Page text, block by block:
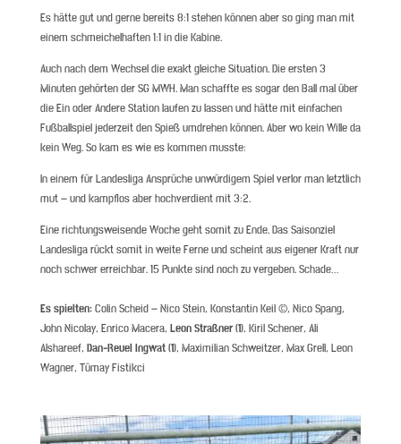
Es hätte gut und gerne bereits 8:1 stehen können aber so ging man mit
einem schmeichelhaften 1:1 in die Kabine.
Auch nach dem Wechsel die exakt gleiche Situation. Die ersten 3
Minuten gehörten der SG MWH. Man schaffte es sogar den Ball mal über
die Ein oder Andere Station laufen zu lassen und hätte mit einfachen
Fußballspiel jederzeit den Spieß umdrehen können. Aber wo kein Wille da
kein Weg. So kam es wie es kommen musste:
In einem für Landesliga Ansprüche unwürdigem Spiel verlor man letztlich
mut – und kampflos aber hochverdient mit 3:2.
Eine richtungsweisende Woche geht somit zu Ende. Das Saisonziel
Landesliga rückt somit in weite Ferne und scheint aus eigener Kraft nur
noch schwer erreichbar. 15 Punkte sind noch zu vergeben. Schade…
Es spielten:Colin Scheid – Nico Stein, Konstantin Keil ©, Nico Spang,
John Nicolay, Enrico Macera, Leon Straßner (1), Kiril Schener, Ali
Alshareef, Dan-Reuel Ingwat (1), Maximilian Schweitzer, Max Grell, Leon
Wagner, Tümay Fistikci